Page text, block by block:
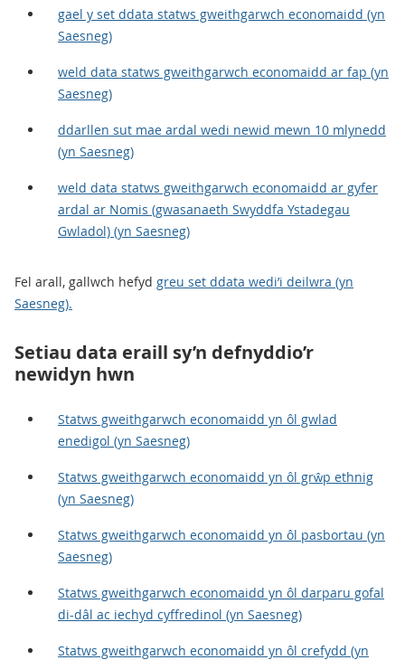
gael y set ddata statws gweithgarwch economaidd (yn
Saesneg)
weld data statws gweithgarwch economaidd ar fap (yn
Saesneg)
ddarllen sut mae ardal wedi newid mewn 10 mlynedd
(yn Saesneg)
weld data statws gweithgarwch economaidd ar gyfer
ardal ar Nomis (gwasanaeth Swyddfa Ystadegau
Gwladol) (yn Saesneg)
Fel arall, gallwch hefyd greu set ddata wedi’i deilwra (yn
Saesneg).
Setiau data eraill sy’n defnyddio’r
newidyn hwn
Statws gweithgarwch economaidd yn ôl gwlad
enedigol (yn Saesneg)
Statws gweithgarwch economaidd yn ôl grŵp ethnig
(yn Saesneg)
Statws gweithgarwch economaidd yn ôl pasbortau (yn
Saesneg)
Statws gweithgarwch economaidd yn ôl darparu gofal
di-dâl ac iechyd cyffredinol (yn Saesneg)
Statws gweithgarwch economaidd yn ôl crefydd (yn